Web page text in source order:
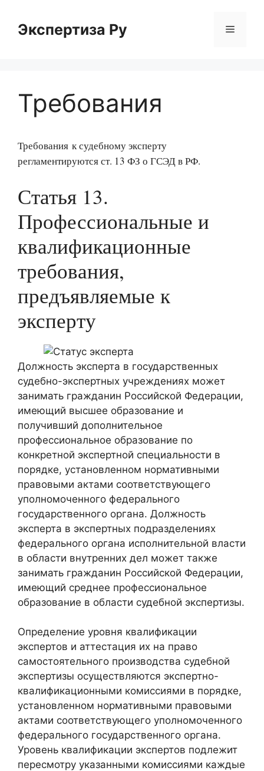
содержимому
Экспертиза Ру Меню
Требования
Требования к судебному эксперту
регламентируются ст. 13 ФЗ о ГСЭД в РФ.
Статья 13.
Профессиональные и
квалификационные
требования,
предъявляемые к
эксперту
Должность эксперта в государственных
судебно-экспертных учреждениях может
занимать гражданин Российской Федерации,
имеющий высшее образование и
получивший дополнительное
профессиональное образование по
конкретной экспертной специальности в
порядке, установленном нормативными
правовыми актами соответствующего
уполномоченного федерального
государственного органа. Должность
эксперта в экспертных подразделениях
федерального органа исполнительной власти
в области внутренних дел может также
занимать гражданин Российской Федерации,
имеющий среднее профессиональное
образование в области судебной экспертизы.
Определение уровня квалификации
экспертов и аттестация их на право
самостоятельного производства судебной
экспертизы осуществляются экспертно-
квалификационными комиссиями в порядке,
установленном нормативными правовыми
актами соответствующего уполномоченного
федерального государственного органа.
Уровень квалификации экспертов подлежит
пересмотру указанными комиссиями каждые